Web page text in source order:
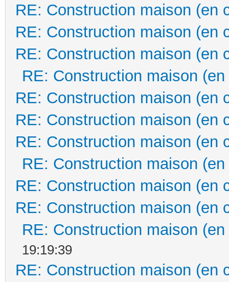
RE: Construction maison (en
RE: Construction maison (en
RE: Construction maison (en
RE: Construction maison
RE: Construction maison (en
RE: Construction maison (en
RE: Construction maison (en
RE: Construction maison
RE: Construction maison (en
RE: Construction maison (en
RE: Construction maison
19:19:39
RE: Construction maison (en